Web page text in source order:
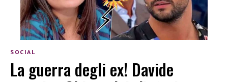
SOCIAL
La guerra degli ex! Davide